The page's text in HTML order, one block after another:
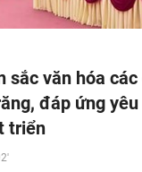
sắc văn hóa
đáp ứng
triển